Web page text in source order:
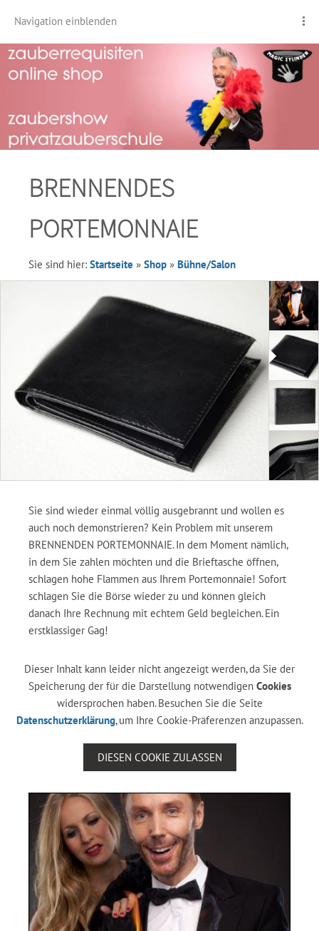
Navigation einblenden
BRENNENDES
PORTEMONNAIE
Sie sind hier: Startseite » Shop » Bühne/Salon
Sie sind wieder einmal völlig ausgebrannt und wollen es
auch noch demonstrieren? Kein Problem mit unserem
BRENNENDEN PORTEMONNAIE. In dem Moment nämlich,
in dem Sie zahlen möchten und die Brieftasche öffnen,
schlagen hohe Flammen aus Ihrem Portemonnaie! Sofort
schlagen Sie die Börse wieder zu und können gleich
danach Ihre Rechnung mit echtem Geld begleichen. Ein
erstklassiger Gag!
Dieser Inhalt kann leider nicht angezeigt werden, da Sie der
Speicherung der für die Darstellung notwendigen Cookies
widersprochen haben. Besuchen Sie die Seite
Datenschutzerklärung, um Ihre Cookie-Präferenzen anzupassen.
DIESEN COOKIE ZULASSEN